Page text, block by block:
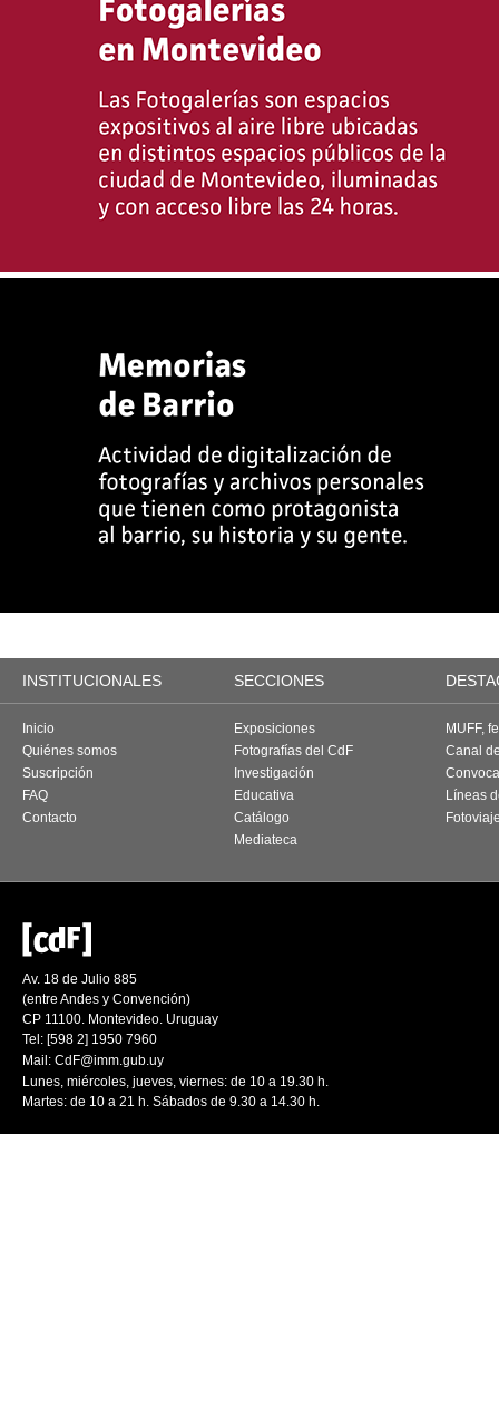
INSTITUCIONALES SECCIONES
Inicio
Quiénes somos
Suscripción
FAQ
Contacto
Exposiciones
Fotografías del CdF
Investigación
Educativa
Catálogo
Mediateca
MUFF,
Canal
Líneas
Av. 18 de Julio 885
(entre Andes y Convención)
CP 11100. Montevideo. Uruguay
Tel: [598 2] 1950 7960
Mail: CdF@imm.gub.uy
Lunes, miércoles, jueves, viernes: de 10 a 19.30 h.
Martes: de 10 a 21 h. Sábados de 9.30 a 14.30 h.